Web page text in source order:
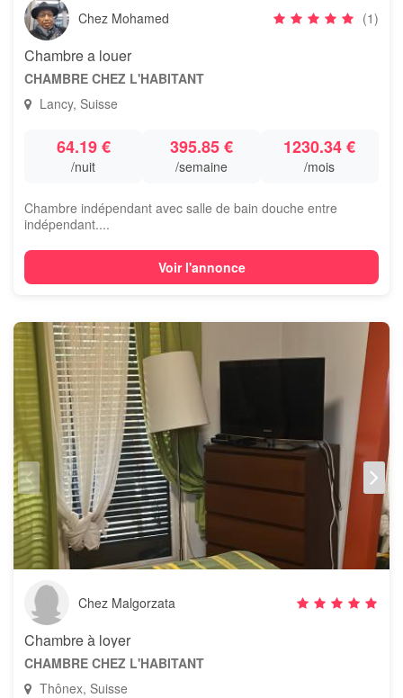
Chez Mohamed (1)
Chambre a louer
CHAMBRE CHEZ L'HABITANT
Lancy, Suisse
64.19 €
/nuit
395.85 €
/semaine
1230.34 €
/mois
Chambre indépendant avec salle de bain douche entre
indépendant....
Voir l'annonce
Chez Malgorzata
Chambre à loyer
CHAMBRE CHEZ L'HABITANT
Thônex, Suisse